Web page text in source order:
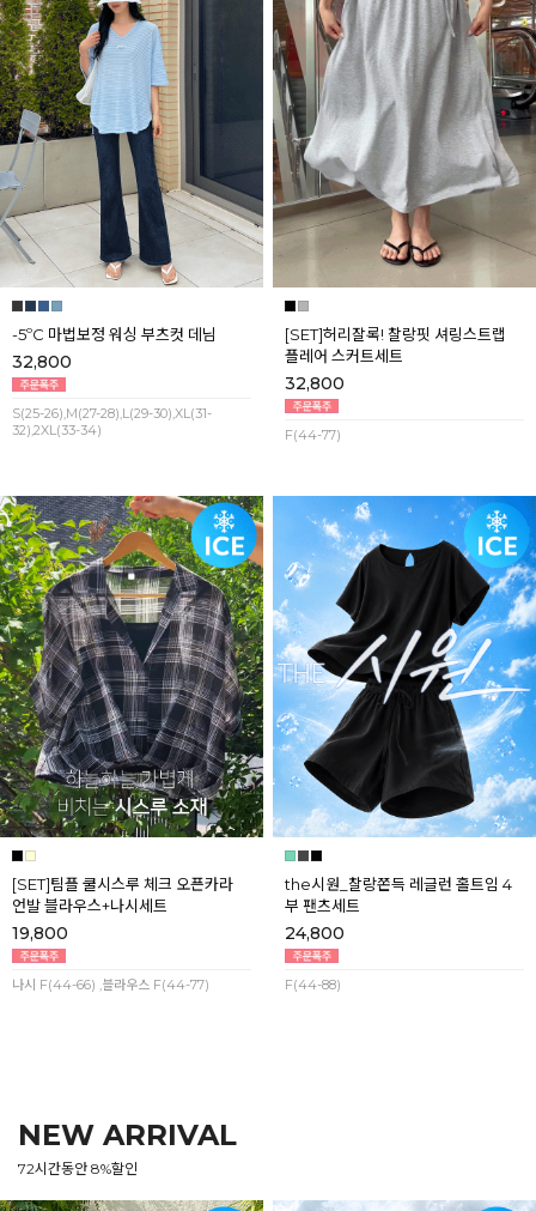
-5ºC 마법보정 워싱 부츠컷 데님
32,800
S(25-26),M(27-28),L(29-30),XL(31-
32),2XL(33-34)
[SET]허리잘록! 찰랑핏 셔링스트랩
플레어 스커트세트
32,800
F(44-77)
[SET]팀플 쿨시스루 체크 오픈카라
언발 블라우스+나시세트
19,800
나시 F(44-66) ,블라우스 F(44-77)
the시원_찰랑쫀득 레글런 홀트임 4
부 팬츠세트
24,800
F(44-88)
NEW ARRIVAL
72시간동안 8%할인